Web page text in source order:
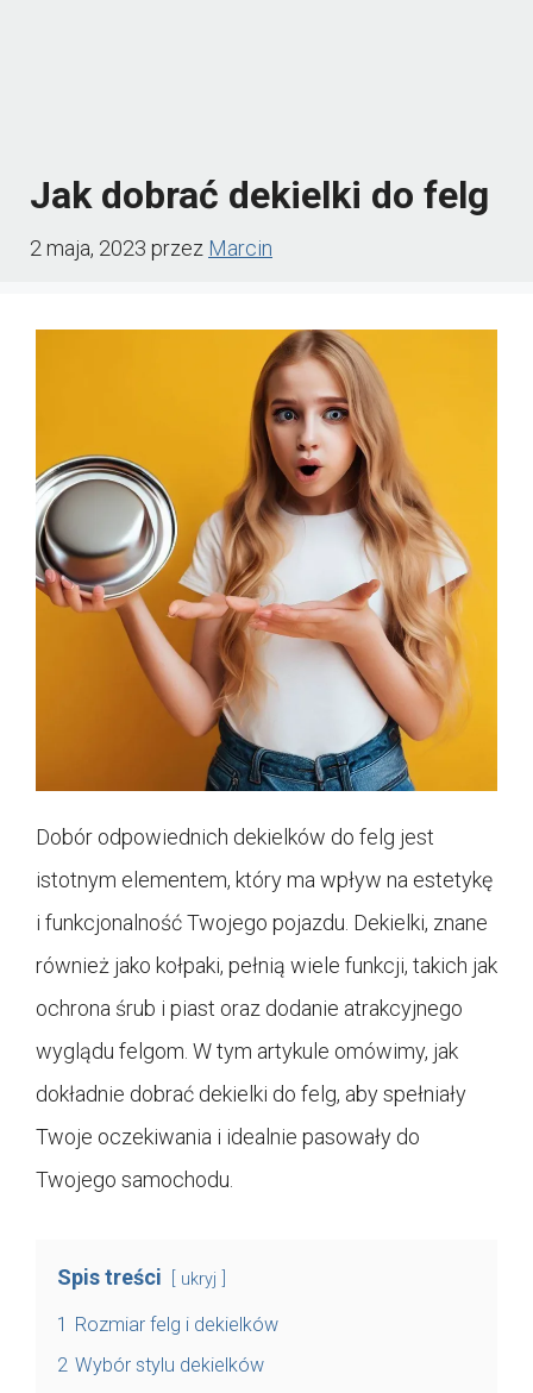
Jak dobrać dekielki do felg
2 maja, 2023 przez Marcin
Dobór odpowiednich dekielków do felg jest
istotnym elementem, który ma wpływ na estetykę
i funkcjonalność Twojego pojazdu. Dekielki, znane
również jako kołpaki, pełnią wiele funkcji, takich jak
ochrona śrub i piast oraz dodanie atrakcyjnego
wyglądu felgom. W tym artykule omówimy, jak
dokładnie dobrać dekielki do felg, aby spełniały
Twoje oczekiwania i idealnie pasowały do
Twojego samochodu.
Spis treści ukryj
1
Rozmiar felg i dekielków
2 Wybór stylu dekielków